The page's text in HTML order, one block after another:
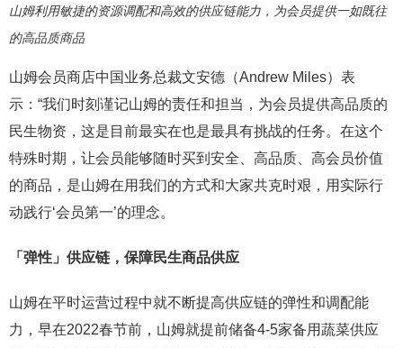
山姆利用敏捷的资源调配和高效的供应链能力，为会员提供一如既往
的高品质商品
山姆会员商店中国业务总裁文安德（Andrew Miles）表
示：“我们时刻谨记山姆的责任和担当，为会员提供高品质的
民生物资，这是目前最实在也是最具有挑战的任务。在这个
特殊时期，让会员能够随时买到安全、高品质、高会员价值
的商品，是山姆在用我们的方式和大家共克时艰，用实际行
动践行‘会员第一’的理念。
「弹性」供应链，保障民生商品供应
山姆在平时运营过程中就不断提高供应链的弹性和调配能
力，早在2022春节前，山姆就提前储备4-5家备用蔬菜供应